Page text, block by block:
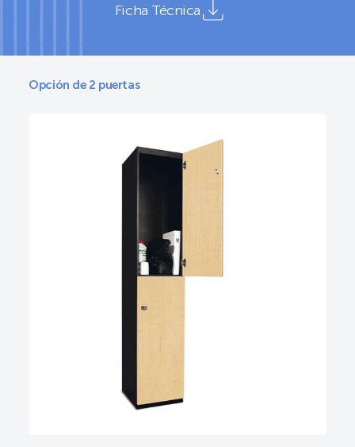
Ficha Técnica
Opción de 2 puertas